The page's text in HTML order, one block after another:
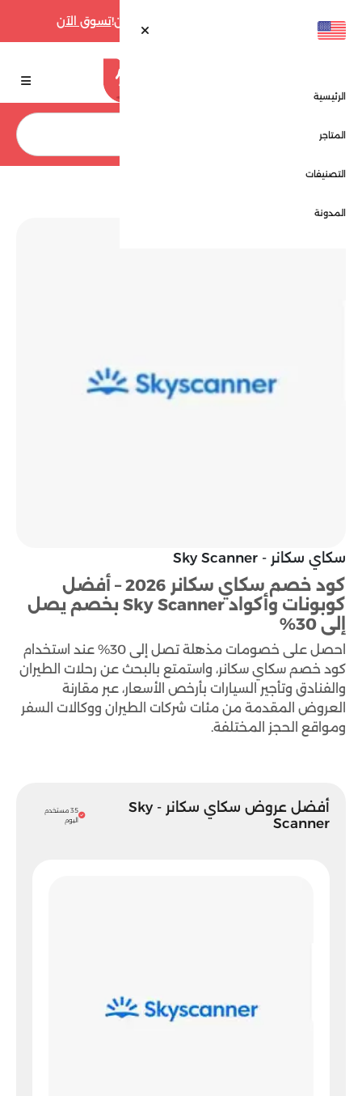
تسوق الآن
الرئيسية
المتاجر
التصنيفات
المدونة
سكاي سكانر - Sky Scanner
كود خصم سكاي سكانر 2026 – أفضل
كوبونات وأكواد Sky Scanner بخصم يصل
إلى 30%
احصل على خصومات مذهلة تصل إلى 30% عند استخدام
كود خصم سكاي سكانر، واستمتع بالبحث عن رحلات الطيران
والفنادق وتأجير السيارات بأرخص الأسعار، عبر مقارنة
العروض المقدمة من مئات شركات الطيران ووكالات السفر
ومواقع الحجز المختلفة.
أفضل عروض سكاي سكانر - Sky
Scanner
35 مستخدم
اليوم